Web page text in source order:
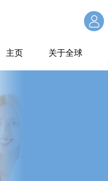
主页 关于全球